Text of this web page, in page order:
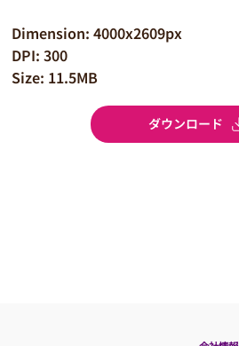
Dimension: 4000x2609px
DPI: 300
Size: 11.5MB
ダウンロード